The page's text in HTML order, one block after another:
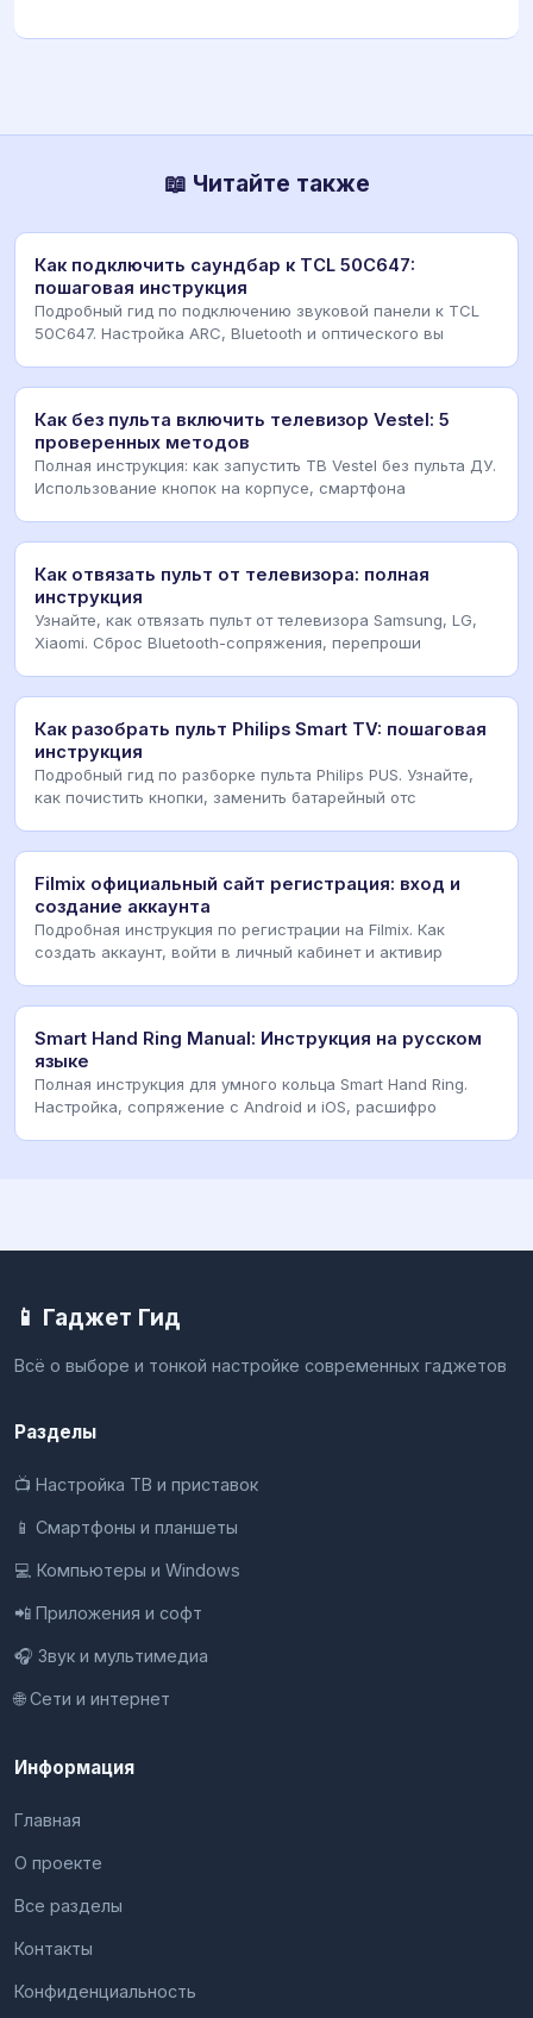
📖 Читайте также
Как подключить саундбар к TCL 50C647:
пошаговая инструкция
Подробный гид по подключению звуковой панели к TCL
50C647. Настройка ARC, Bluetooth и оптического вы
Как без пульта включить телевизор Vestel: 5
проверенных методов
Полная инструкция: как запустить ТВ Vestel без пульта ДУ.
Использование кнопок на корпусе, смартфона
Как отвязать пульт от телевизора: полная
инструкция
Узнайте, как отвязать пульт от телевизора Samsung, LG,
Xiaomi. Сброс Bluetooth-сопряжения, перепроши
Как разобрать пульт Philips Smart TV: пошаговая
инструкция
Подробный гид по разборке пульта Philips PUS. Узнайте,
как почистить кнопки, заменить батарейный отс
Filmix официальный сайт регистрация: вход и
создание аккаунта
Подробная инструкция по регистрации на Filmix. Как
создать аккаунт, войти в личный кабинет и активир
Smart Hand Ring Manual: Инструкция на русском
языке
Полная инструкция для умного кольца Smart Hand Ring.
Настройка, сопряжение с Android и iOS, расшифро
📱 Гаджет Гид
Всё о выборе и тонкой настройке современных гаджетов
Разделы
📺 Настройка ТВ и приставок
📱 Смартфоны и планшеты
💻 Компьютеры и Windows
📲 Приложения и софт
🎧 Звук и мультимедиа
🌐 Сети и интернет
Информация
Главная
О проекте
Все разделы
Контакты
Конфиденциальность